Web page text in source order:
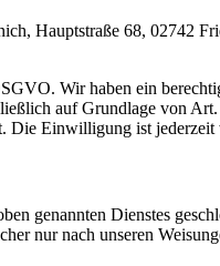
Hauptstraße 68, 02742
Wir haben ein
auf Grundlage von
Die Einwilligung ist jederzeit
genannten Dienstes
nur nach unseren